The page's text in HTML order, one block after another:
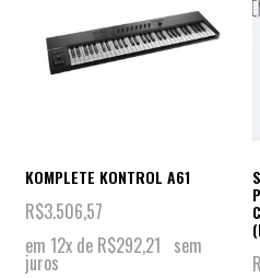
KOMPLETE KONTROL A61
R$3.506,57
em 12x de R$292,21 sem
juros